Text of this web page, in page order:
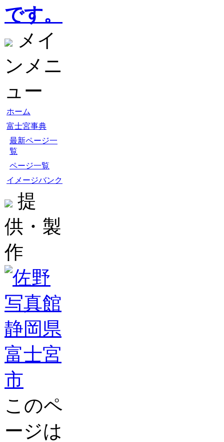
です。
メイ
ンメニ
ュー
ホーム
富士宮事典
最新ページ一
覧
ページ一覧
イメージバンク
提
供・製
作
このペ
ージは